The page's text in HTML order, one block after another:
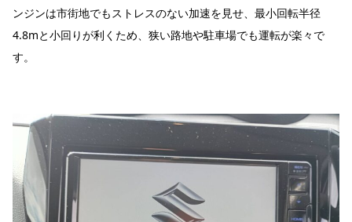
ンジンは市街地でもストレスのない加速を見せ、最小回転半径
4.8mと小回りが利くため、狭い路地や駐車場でも運転が楽々で
す。